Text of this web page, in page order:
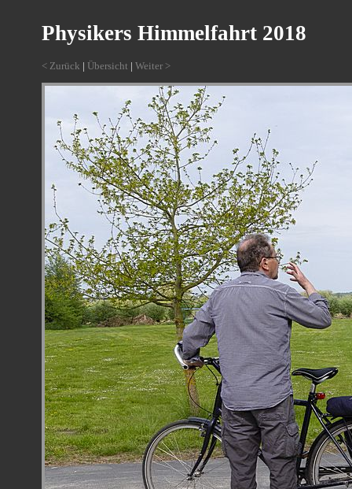
Physikers Himmelfahrt 2018
< Zurück | Übersicht |Weiter >